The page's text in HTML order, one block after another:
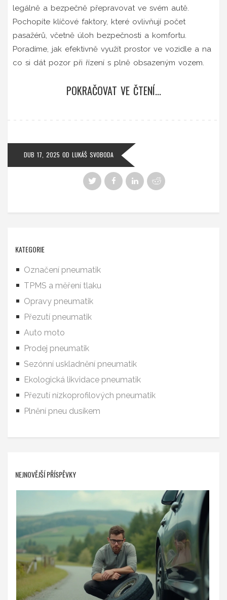
legálně a bezpečně přepravovat ve svém autě.
Pochopíte klíčové faktory, které ovlivňují počet
pasažérů, včetně úloh bezpečnosti a komfortu.
Poradíme, jak efektivně využít prostor ve vozidle a na
co si dát pozor při řízení s plně obsazeným vozem.
POKRAČOVAT VE ČTENÍ...
DUB 17, 2025 OD LUKÁŠ SVOBODA
KATEGORIE
Označení pneumatik
TPMS a měření tlaku
Opravy pneumatik
Přezutí pneumatik
Auto moto
Prodej pneumatik
Sezónní uskladnění pneumatik
Ekologická likvidace pneumatik
Přezutí nízkoprofilových pneumatik
Plnění pneu dusíkem
NEJNOVĚJŠÍ PŘÍSPĚVKY